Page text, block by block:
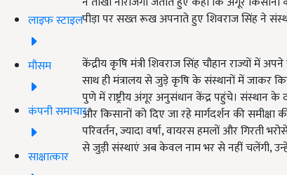
लाइफ स्टाइल
मौसम
कंपनी समाचार
साक्षात्कार
पीड़ा पर सख्त रूख अपनाते हुए शिवराज सिंह ने
केंद्रीय कृषि मंत्री शिवराज सिंह चौहान राज्यों में
साथ ही मंत्रालय से जुड़े कृषि के संस्थानों में जाकर
पुणे में राष्ट्रीय अंगूर अनुसंधान केंद्र पहुंचे। संस्थान के
और किसानों को दिए जा रहे मार्गदर्शन की
परिवर्तन, ज्यादा वर्षा, वायरस हमलों और गिरती
से जुड़ी संस्थाएं अब केवल नाम भर से नहीं चलेंगी, उन्हें